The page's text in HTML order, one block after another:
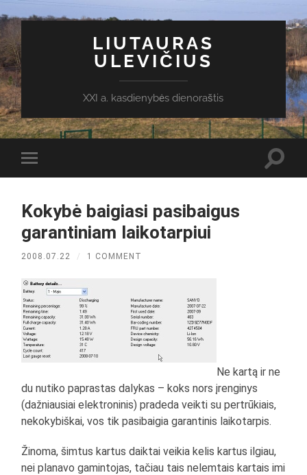
LIUTAURAS
ULEVIČIUS
XXI a. kasdienybės dienoraštis
Toggle
mobile
Kokybė baigiasi pasibaigus
garantiniam laikotarpiui
2008.07.22 / 1 COMMENT
Ne kartą ir ne
du nutiko paprastas dalykas – koks nors įrenginys
(dažniausiai elektroninis) pradeda veikti su pertrūkiais,
nekokybiškai, vos tik pasibaigia garantinis laikotarpis.
Žinoma, šimtus kartus daiktai veikia kelis kartus ilgiau,
nei planavo gamintojas, tačiau tais nelemtais kartais imi